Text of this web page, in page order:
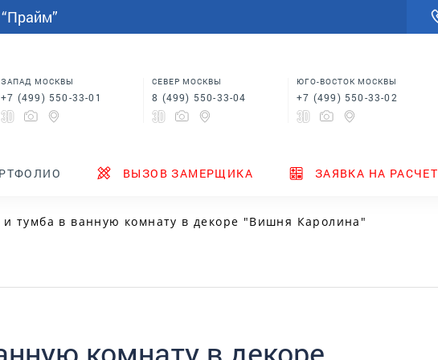
ЗАПАД МОСКВЫ
+7 (499) 550-33-01
СЕВЕР МОСКВЫ
8 (499) 550-33-04
ЮГО-ВОСТОК МОСКВЫ
+7 (499) 550-33-02
ВЫЗОВ ЗАМЕРЩИКА ЗАЯВКА НА РАСЧЕТ
Шкафы купе в спальню
ТЕНДЕРЫ НОВИНКИ
Кровати для спальни
Столы
тумба в ванную комнату в декоре "Вишня Каролина"